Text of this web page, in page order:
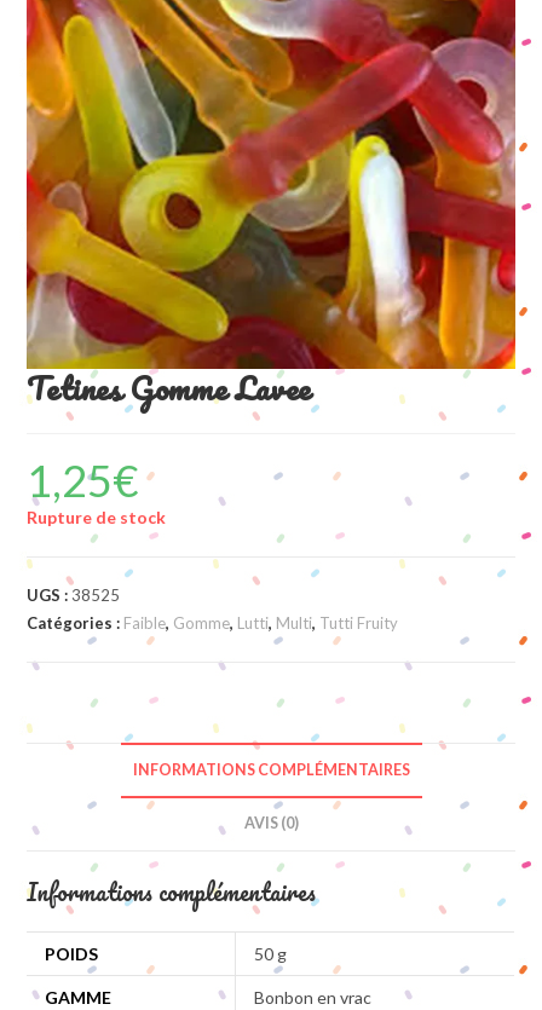
Tetines Gomme Lavee
1,25€
Rupture de stock
UGS : 38525
Catégories : Faible, Gomme, Lutti, Multi, Tutti Fruity
INFORMATIONS COMPLÉMENTAIRES
AVIS (0)
Informations complémentaires
POIDS 50 g
GAMME Bonbon en vrac